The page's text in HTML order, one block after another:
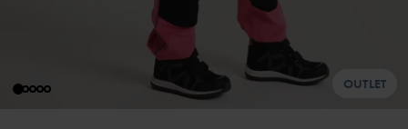
OUTLET